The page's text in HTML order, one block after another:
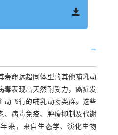
寿命远超同体型的其他哺乳动
毒表现出天然耐受力，癌症发
动飞行的哺乳动物类群。这些
、病毒免疫、肿瘤抑制及代谢
来，来自生态学、演化生物